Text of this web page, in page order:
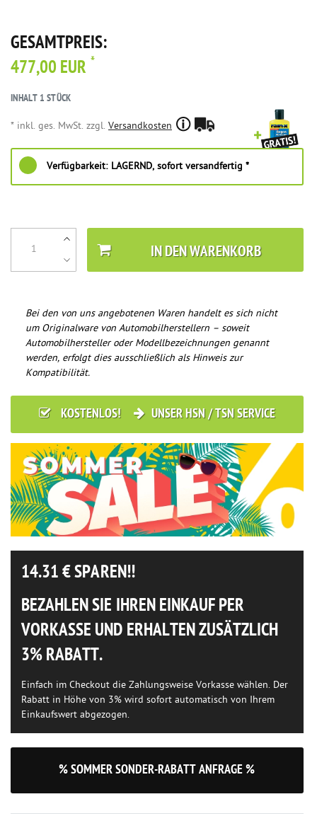
GESAMTPREIS:
477,00 EUR *
INHALT 1STÜCK
* inkl. ges. MwSt. zzgl. Versandkosten
Verfügbarkeit: LAGERND, sofort versandfertig *
IN DEN WARENKORB
Bei den von uns angebotenen Waren handelt es sich nicht
um Originalware von Automobilherstellern – soweit
Automobilhersteller oder Modellbezeichnungen genannt
werden, erfolgt dies ausschließlich als Hinweis zur
Kompatibilität.
KOSTENLOS! UNSER HSN / TSN SERVICE
14.31€ SPAREN!!
BEZAHLEN SIE IHREN EINKAUF PER
VORKASSE UND ERHALTEN ZUSÄTZLICH
3% RABATT.
Einfach im Checkout die Zahlungsweise Vorkasse wählen. Der
Rabatt in Höhe von 3% wird sofort automatisch von Ihrem
Einkaufswert abgezogen.
% SOMMER SONDER-RABATT ANFRAGE %